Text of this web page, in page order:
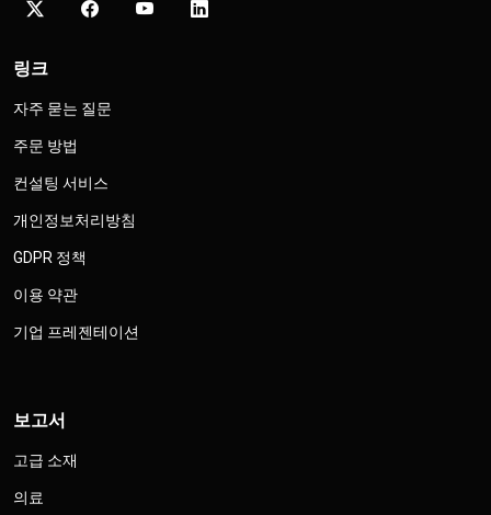
링크
자주 묻는 질문
주문 방법
컨설팅 서비스
개인정보처리방침
GDPR 정책
이용 약관
기업 프레젠테이션
보고서
고급 소재
의료